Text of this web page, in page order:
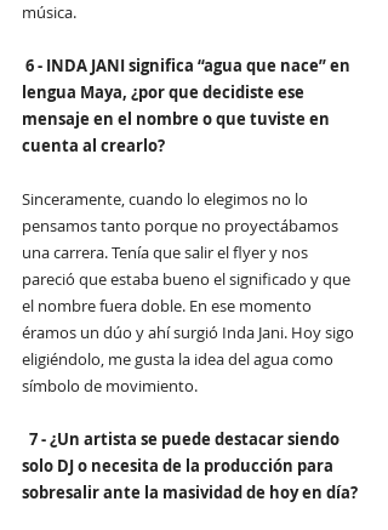
música.
6 - INDA JANI significa “agua que nace” en
lengua Maya, ¿por que decidiste ese
mensaje en el nombre o que tuviste en
cuenta al crearlo?
Sinceramente, cuando lo elegimos no lo
pensamos tanto porque no proyectábamos
una carrera. Tenía que salir el flyer y nos
pareció que estaba bueno el significado y que
el nombre fuera doble. En ese momento
éramos un dúo y ahí surgió Inda Jani. Hoy sigo
eligiéndolo, me gusta la idea del agua como
símbolo de movimiento.
7 - ¿Un artista se puede destacar siendo
solo DJ o necesita de la producción para
sobresalir ante la masividad de hoy en día?